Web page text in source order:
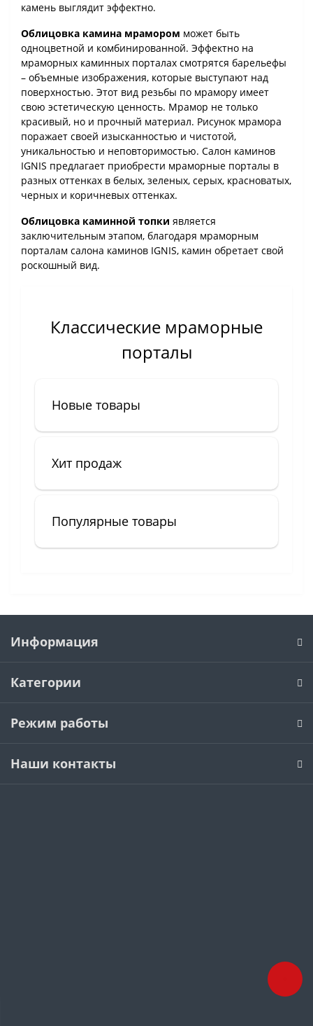
камень выглядит эффектно.
Облицовка камина мрамором может быть
одноцветной и комбинированной. Эффектно на
мраморных каминных порталах смотрятся барельефы
– объемные изображения, которые выступают над
поверхностью. Этот вид резьбы по мрамору имеет
свою эстетическую ценность. Мрамор не только
красивый, но и прочный материал. Рисунок мрамора
поражает своей изысканностью и чистотой,
уникальностью и неповторимостью. Салон каминов
IGNIS предлагает приобрести мраморные порталы в
разных оттенках в белых, зеленых, серых, красноватых,
черных и коричневых оттенках.
Облицовка каминной топки является
заключительным этапом, благодаря мраморным
порталам салона каминов IGNIS, камин обретает свой
роскошный вид.
Классические мраморные
порталы
Новые товары
Хит продаж
Популярные товары
Информация
Категории
Режим работы
Наши контакты